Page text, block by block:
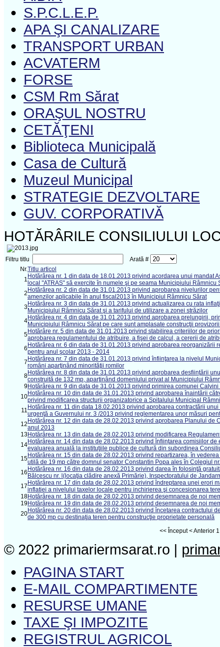
S.P.C.L.E.P.
APA ŞI CANALIZARE
TRANSPORT URBAN
ACVATERM
FORSE
CSM Rm Sărat
ORAŞUL NOSTRU
CETĂŢENI
Biblioteca Municipală
Casa de Cultură
Muzeul Municipal
STRATEGIE DEZVOLTARE
GUV. CORPORATIVĂ
HOTĂRÂRILE CONSILIULUI
Filtru titlu
Arată #
Nr.Titlu articol
1 Hotărârea nr. 1 din data de 18.01.2013 privind acordarea unui
local "ATRAS" să exercite în numele şi pe seama Municipiului Râmnicu
2 Hotărârea nr. 2 din data de 31.01.2013 privind aprobarea nivelurilor
amenzilor aplicabile în anul fiscal2013 în Municipiul Râmnicu Sărat
3Hotărârea nr. 3 din data de 31.01.2013 privind actualizarea cu rata
Municipiului Râmnicu Sărat şi a tarifului de utilizare a zonei străzilor
4Hotărârea nr. 4 din data de 31.01.2013 privind aprobarea prelungirii,
Municipiului Râmnicu Sărat pe care sunt amplasate construcţii
5Hotărâre nr. 5 din data de 31.01.2013 privind stabilirea criteriilor de
aprobarea regulamentului de atribuire, a fişei de calcul, a cererii de
6 Hotărârea nr. 6 din data de 31.01.2013 privind aprobarea
pentru anul şcolar 2013 - 2014
7 Hotărârea nr. 7 din data de 31.01.2013 privind înfiinţarea la nivelul
români aparţinând minorităţii romilor
8Hotărârea nr. 8 din data de 31.01.2013 privind aprobarea desfiinţării
construită de 132 mp, aparţinând domeniului privat al Municipiului
9Hotărârea nr. 9 din data de 31.01.2013 privind primirea comunei
10Hotărârea nr. 10 din data de 31.01.2013 privind aprobarea înaintării
privind modificarea structurii organizatorice a Spitalului Municipal
11 Hotărârea nr. 11 din data 18.02.2013 privind aprobarea contractării
urgenţă a Guvernului nr. 3 /2013 privind reglementarea unor măsuri
12 Hotărârea nr. 12 din data de 28.02.2013 privind aprobarea Planului
anul 2013
13Hotărârea nr. 13 din data de 28.02.2013 privind modificarea
14Hotărârea nr. 14 din data de 28.02.2013 privind înfiinţarea comisiilor
evaluarea anuală la instituţiile publice de cultură din subordinea
15Hotărârea nr. 15 din data de 28.02.2013 privind repartizarea, în
utilă de 19 mp către domnul senator Constantin Popa ales în Colegiul
16 Hotărârea nr. 16 din data de 28.02.2013 privind darea în folosinţă
Bălcescu nr. l(locaţia clădire anexă Primărie), Inspectoratului de
17 Hotărârea nr. 17 din data de 28.02.2013 privind îndreptarea unei erori
inflatiei a nivelului taxelor locale pentru inchirierea şi concesionarea
18Hotărârea nr. 18 din data de 28.02.2013 privind desemnarea de noi
19Hotărârea nr. 19 din data de 28.02.2013 privind desemnarea de noi
20Hotărârea nr. 20 din data de 28.02.2013 privind încetarea contractului
de 300 mp cu destinaţia teren pentru construcţie proprietate personală
<< Început<Anterior 1
© 2022 primariermsarat.ro |
PAGINA START
E-MAIL COMPARTIMENTE
RESURSE UMANE
TAXE ŞI IMPOZITE
REGISTRUL AGRICOL